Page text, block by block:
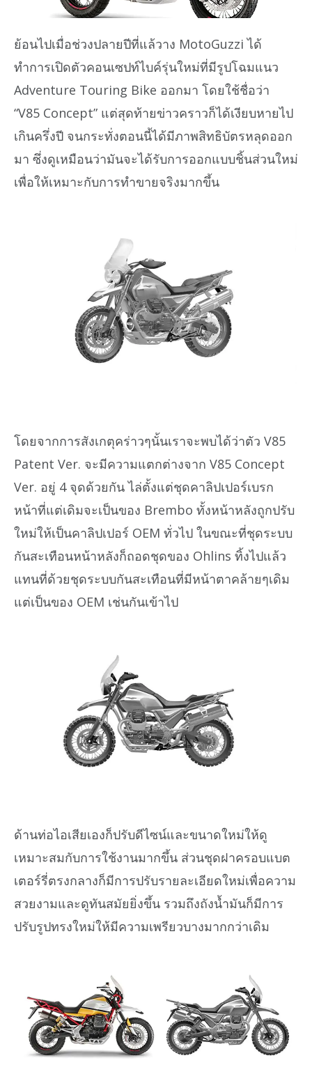
ย้อนไปเมื่อช่วงปลายปีที่แล้วาง MotoGuzzi ได้
ทำการเปิดตัวคอนเซปท์ไบค์รุ่นใหม่ที่มีรูปโฉมแนว
Adventure Touring Bike ออกมา โดยใช้ชื่อว่า
“V85 Concept” แต่สุดท้ายข่าวคราวก็ได้เงียบหายไป
เกินครึ่งปี จนกระทั่งตอนนี้ได้มีภาพสิทธิบัตรหลุดออก
มา ซึ่งดูเหมือนว่ามันจะได้รับการออกแบบชิ้นส่วนใหม่
เพื่อให้เหมาะกับการทำขายจริงมากขึ้น
โดยจากการสังเกตุคร่าวๆนั้นเราจะพบได้ว่าตัว V85
Patent Ver. จะมีความแตกต่างจาก V85 Concept
Ver. อยู่ 4 จุดด้วยกัน ไล่ตั้งแต่ชุดคาลิปเปอร์เบรก
หน้าที่แต่เดิมจะเป็นของ Brembo ทั้งหน้าหลังถูกปรับ
ใหม่ให้เป็นคาลิปเปอร์ OEM ทั่วไป ในขณะที่ชุดระบบ
กันสะเทือนหน้าหลังก็ถอดชุดของ Ohlins ทิ้งไปแล้ว
แทนที่ด้วยชุดระบบกันสะเทือนที่มีหน้าตาคล้ายๆเดิม
แต่เป็นของ OEM เช่นกันเข้าไป
ด้านท่อไอเสียเองก็ปรับดีไซน์และขนาดใหม่ให้ดู
เหมาะสมกับการใช้งานมากขึ้น ส่วนชุดฝาครอบแบต
เตอร์รี่ตรงกลางก็มีการปรับรายละเอียดใหม่เพื่อความ
สวยงามและดูทันสมัยยิ่งขึ้น รวมถึงถังน้ำมันก็มีการ
ปรับรูปทรงใหม่ให้มีความเพรียวบางมากกว่าเดิม